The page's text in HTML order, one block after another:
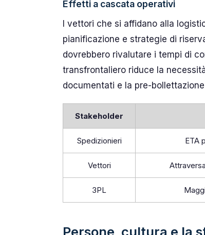
Effetti a cascata operativi
I vettori che si affidano alla
pianificazione e strategie di
dovrebbero rivalutare i tempi di
transfrontaliero riduce la
documentati e la pre-
Stakeholder
Spedizionieri ETA
Vettori
3PL
Persone, cultura e la